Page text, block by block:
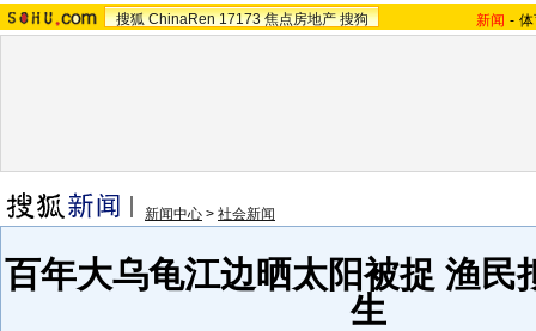
搜狐 ChinaRen 17173 焦点房地产 搜狗 新闻 -
新闻中心 > 社会新闻
百年大乌龟江边晒太阳被捉 渔民
生